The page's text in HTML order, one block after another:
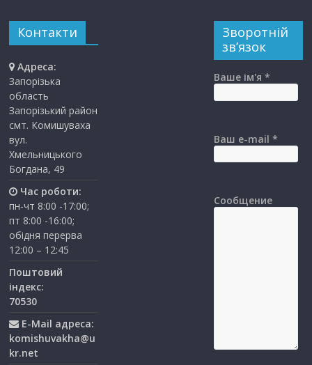
Контакти
Адреса:
Запорізька
область
Запорізький район
смт. Комишуваха
вул.
Хмельницького
Богдана, 49
Час роботи:
пн-чт 8:00 -17:00;
пт 8:00 -16:00;
обідня перерва
12:00 – 12:45
Поштовий
індекс:
70530
E-Mail адреса:
komishuvakha@u
kr.net
Зворотній
зв’язок
Ваше ім'я *
Ваш e-mail *
Сообщение